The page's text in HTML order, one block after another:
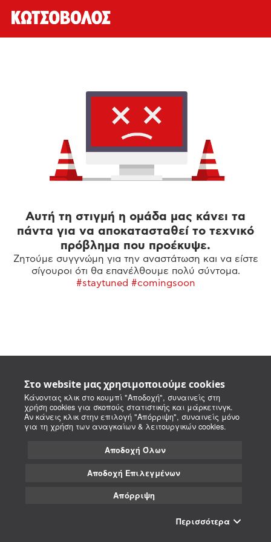
Στο website μας χρησιμοποιούμε cookies
Κάνοντας κλικ στο κουμπί "Αποδοχή", συναινείς στη
χρήση cookies για σκοπούς στατιστικής και μάρκετινγκ.
Αν κάνεις κλικ στην επιλογή "Απόρριψη", συναινείς μόνο
για τη χρήση των αναγκαίων & λειτουργικών cookies.
Αποδοχή Όλων
Αποδοχή Επιλεγμένων
Απόρριψη
Περισσότερα
Αυτή τη στιγμή η ομάδα μας κάνει τα
πάντα για να αποκατασταθεί το τεχνικό
πρόβλημα που προέκυψε.
Ζητούμε συγγνώμη για την αναστάτωση και να είστε
σίγουροι ότι θα επανέλθουμε πολύ σύντομα.
#staytuned #comingsoon